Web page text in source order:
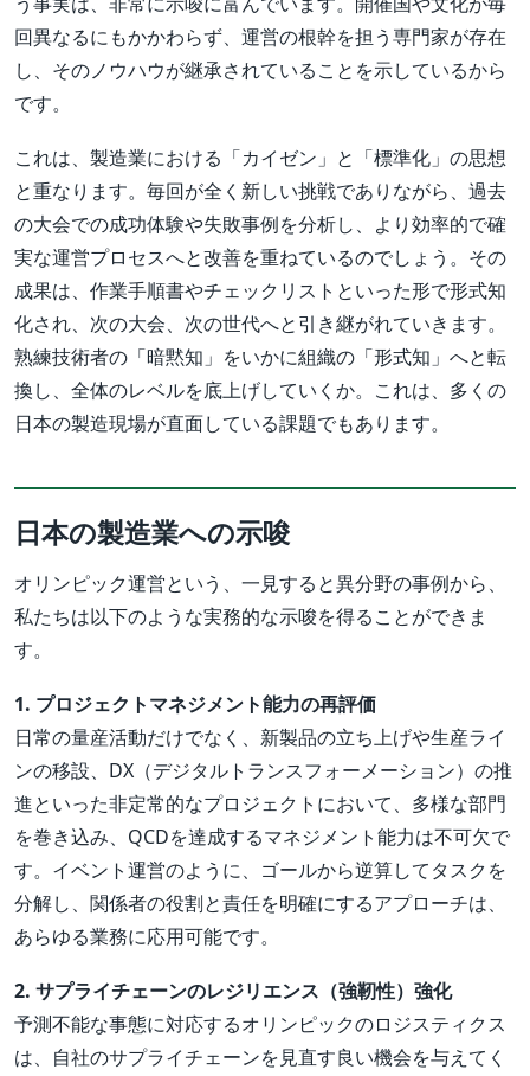
回異なるにもかかわらず、運営の根幹を担う専門家が存在
し、そのノウハウが継承されていることを示しているから
です。
これは、製造業における「カイゼン」と「標準化」の思想
と重なります。毎回が全く新しい挑戦でありながら、過去
の大会での成功体験や失敗事例を分析し、より効率的で確
実な運営プロセスへと改善を重ねているのでしょう。その
成果は、作業手順書やチェックリストといった形で形式知
化され、次の大会、次の世代へと引き継がれていきます。
熟練技術者の「暗黙知」をいかに組織の「形式知」へと転
換し、全体のレベルを底上げしていくか。これは、多くの
日本の製造現場が直面している課題でもあります。
日本の製造業への示唆
オリンピック運営という、一見すると異分野の事例から、
私たちは以下のような実務的な示唆を得ることができま
す。
1. プロジェクトマネジメント能力の再評価
日常の量産活動だけでなく、新製品の立ち上げや生産ライ
ンの移設、DX（デジタルトランスフォーメーション）の推
進といった非定常的なプロジェクトにおいて、多様な部門
を巻き込み、QCDを達成するマネジメント能力は不可欠で
す。イベント運営のように、ゴールから逆算してタスクを
分解し、関係者の役割と責任を明確にするアプローチは、
あらゆる業務に応用可能です。
2. サプライチェーンのレジリエンス（強靭性）強化
予測不能な事態に対応するオリンピックのロジスティクス
は、自社のサプライチェーンを見直す良い機会を与えてく